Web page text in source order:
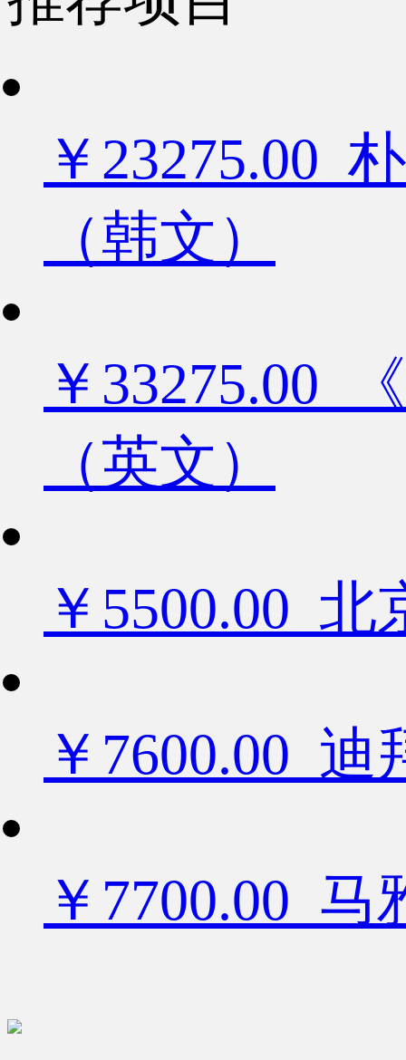
￥23275.00
（韩文）
￥33275.00
（英文）
￥5500.00
￥7600.00
￥7700.00 马